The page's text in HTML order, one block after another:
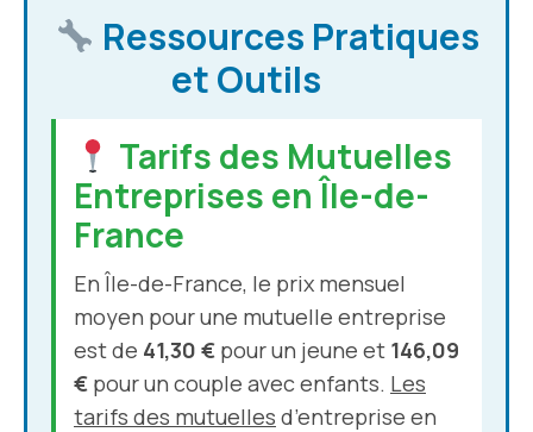
Ressources Pratiques
et Outils
Tarifs des Mutuelles
Entreprises en Île-de-
France
En Île-de-France, le prix mensuel
moyen pour une mutuelle entreprise
est de 41,30 € pour un jeune et 146,09
€ pour un couple avec enfants. Les
tarifs des mutuelles d’entreprise en